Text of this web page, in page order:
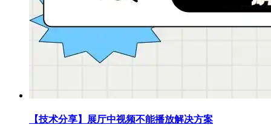
【技术分享】展厅中视频不能播放解决方案